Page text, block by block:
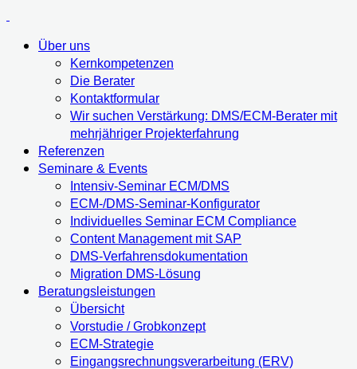
Über uns
Kernkompetenzen
Die Berater
Kontaktformular
Wir suchen Verstärkung: DMS/ECM-Berater mit
mehrjähriger Projekterfahrung
Referenzen
Seminare & Events
Intensiv-Seminar ECM/DMS
ECM-/DMS-Seminar-Konfigurator
Individuelles Seminar ECM Compliance
Content Management mit SAP
DMS-Verfahrensdokumentation
Migration DMS-Lösung
Beratungsleistungen
Übersicht
Vorstudie / Grobkonzept
ECM-Strategie
Eingangsrechnungsverarbeitung (ERV)